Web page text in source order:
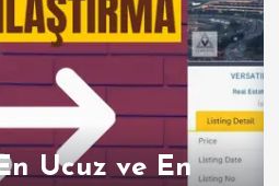
Ucuz ve En